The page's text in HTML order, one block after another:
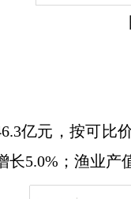
亿元 ，按可比
长5.0%；渔业